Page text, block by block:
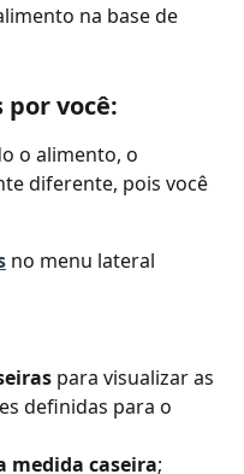
na base de
você:
o alimento, o
diferente, pois você
no menu lateral
para visualizar as
definidas para o
medida caseira;